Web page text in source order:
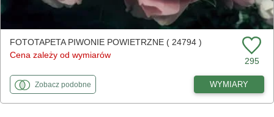
FOTOTAPETA PIWONIE POWIETRZNE ( 24794 )
Cena zależy od wymiarów
295
Zobaczfototapety
podobnedo Piwonie powietrzne WYMIARY